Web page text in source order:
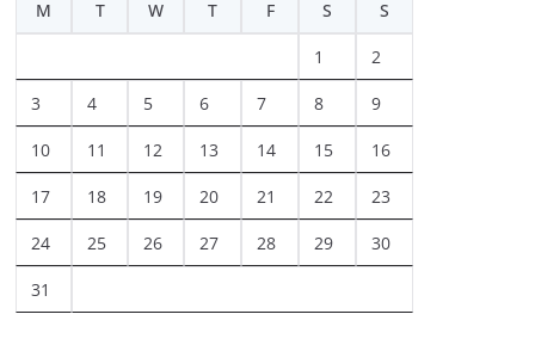
M
T W T F S S
1 2
3 4 5 6 7 8 9
10 11 12 13 14 15 16
17 18 19 20 21 22 23
24 25 26 27 28 29 30
31